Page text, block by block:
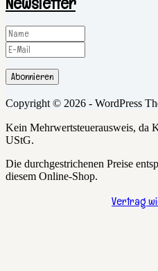
Abonnieren
Copyright © 2026 - WordPress
Kein Mehrwertsteuerausweis, da
UStG.
Die durchgestrichenen Preise
diesem Online-Shop.
Vertrag